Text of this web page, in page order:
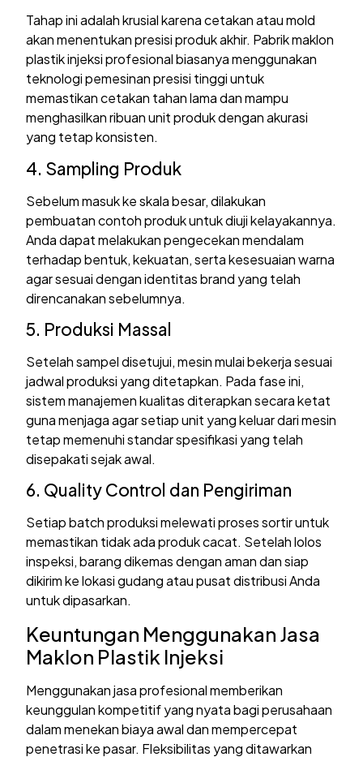
Tahap ini adalah krusial karena cetakan atau mold
akan menentukan presisi produk akhir. Pabrik maklon
plastik injeksi profesional biasanya menggunakan
teknologi pemesinan presisi tinggi untuk
memastikan cetakan tahan lama dan mampu
menghasilkan ribuan unit produk dengan akurasi
yang tetap konsisten.
4. Sampling Produk
Sebelum masuk ke skala besar, dilakukan
pembuatan contoh produk untuk diuji kelayakannya.
Anda dapat melakukan pengecekan mendalam
terhadap bentuk, kekuatan, serta kesesuaian warna
agar sesuai dengan identitas brand yang telah
direncanakan sebelumnya.
5. Produksi Massal
Setelah sampel disetujui, mesin mulai bekerja sesuai
jadwal produksi yang ditetapkan. Pada fase ini,
sistem manajemen kualitas diterapkan secara ketat
guna menjaga agar setiap unit yang keluar dari mesin
tetap memenuhi standar spesifikasi yang telah
disepakati sejak awal.
6. Quality Control dan Pengiriman
Setiap batch produksi melewati proses sortir untuk
memastikan tidak ada produk cacat. Setelah lolos
inspeksi, barang dikemas dengan aman dan siap
dikirim ke lokasi gudang atau pusat distribusi Anda
untuk dipasarkan.
Keuntungan Menggunakan Jasa
Maklon Plastik Injeksi
Menggunakan jasa profesional memberikan
keunggulan kompetitif yang nyata bagi perusahaan
dalam menekan biaya awal dan mempercepat
penetrasi ke pasar. Fleksibilitas yang ditawarkan